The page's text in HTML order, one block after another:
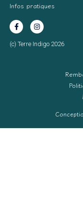
Infos pratiques
(c) Terre Indigo 2026